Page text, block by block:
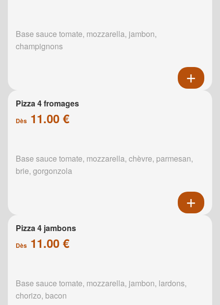
Base sauce tomate, mozzarella, jambon,
champignons
Pizza 4 fromages
Dès 11.00 €
Base sauce tomate, mozzarella, chèvre, parmesan,
brie, gorgonzola
Pizza 4 jambons
Dès 11.00 €
Base sauce tomate, mozzarella, jambon, lardons,
chorizo, bacon